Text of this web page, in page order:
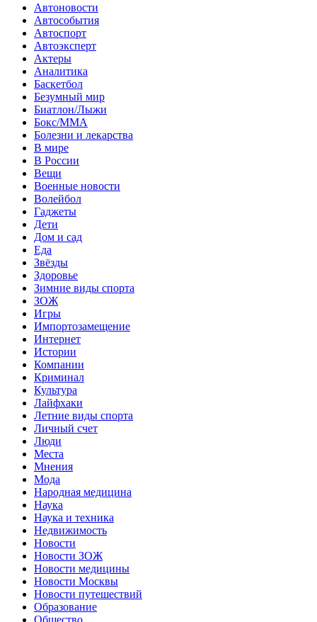
Автоновости
Автособытия
Автоспорт
Автоэксперт
Актеры
Аналитика
Баскетбол
Безумный мир
Биатлон/Лыжи
Бокс/MMA
Болезни и лекарства
В мире
В России
Вещи
Военные новости
Волейбол
Гаджеты
Дети
Дом и сад
Еда
Звёзды
Здоровье
Зимние виды спорта
ЗОЖ
Игры
Импортозамещение
Интернет
Истории
Компании
Криминал
Культура
Лайфхаки
Летние виды спорта
Личный счет
Люди
Места
Мнения
Мода
Народная медицина
Наука
Наука и техника
Недвижимость
Новости
Новости ЗОЖ
Новости медицины
Новости Москвы
Новости путешествий
Образование
Общество